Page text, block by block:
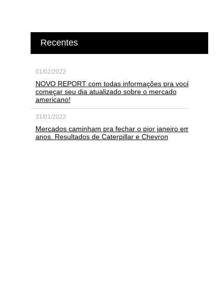
Recentes
01/02/2022
NOVO REPORT com todas informações pra você
começar seu dia atualizado sobre o mercado
americano!
31/01/2022
Mercados caminham pra fechar o pior janeiro em
anos. Resultados de Caterpillar e Chevron